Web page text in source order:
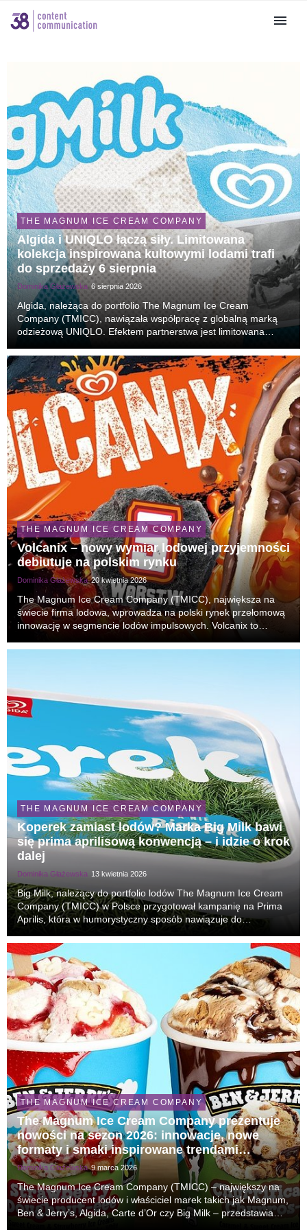
THE MAGNUM ICE CREAM COMPANY
Algida i UNIQLO łączą siły. Limitowana
kolekcja inspirowana kultowymi lodami trafi
do sprzedaży 6 sierpnia
Dominika Głażewska 6 sierpnia 2026
Algida, należąca do portfolio The Magnum Ice Cream
Company (TMICC), nawiązała współpracę z globalną marką
odzieżową UNIQLO. Efektem partnerstwa jest limitowana
jednymi z najbardziej lubianych marek lodów w Euro...
THE MAGNUM ICE CREAM COMPANY
Volcanix – nowy wymiar lodowej przyjemności
debiutuje na polskim rynku
Dominika Głażewska 20 kwietnia 2026
The Magnum Ice Cream Company (TMICC), największa na
świecie firma lodowa, wprowadza na polski rynek przełomową
innowację w segmencie lodów impulsowych. Volcanix to
pięć wyraźnych warstw kremowości, chrupkości i cze...
THE MAGNUM ICE CREAM COMPANY
Koperek zamiast lodów? Marka Big Milk bawi
się prima aprilisową konwencją – i idzie o krok
dalej
Dominika Głażewska 13 kwietnia 2026
Big Milk, należący do portfolio lodów The Magnum Ice Cream
Company (TMICC) w Polsce przygotował kampanię na Prima
Aprilis, która w humorystyczny sposób nawiązuje do
akcji jest sytuacja, którą zna niemal każdy fan mar...
THE MAGNUM ICE CREAM COMPANY
The Magnum Ice Cream Company prezentuje
nowości na sezon 2026: innowacje, nowe
formaty i smaki inspirowane trendami
konsumenckimi
Dominika Głażewska 9 marca 2026
The Magnum Ice Cream Company (TMICC) – największy na
świecie producent lodów i właściciel marek takich jak Magnum,
Ben & Jerry’s, Algida, Carte d’Or czy Big Milk – przedstawia